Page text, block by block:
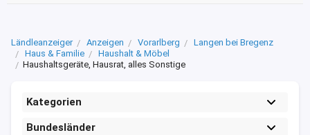
Ländleanzeiger Anzeigen Vorarlberg
Langen bei Bregenz
Haus & Familie
Haushalt & Möbel
Haushaltsgeräte, Hausrat, alles Sonstige
Kategorien
Bundesländer